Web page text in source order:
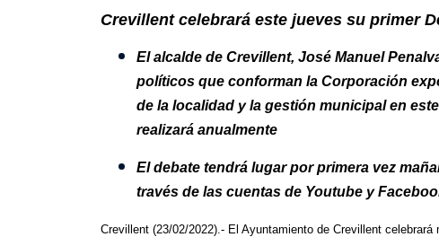
Crevillent celebrará este jueves su primer
El alcalde de Crevillent, José Manuel
políticos que conforman la Corporación
de la localidad y la gestión municipal en
realizará anualmente
El debate tendrá lugar por primera vez
través de las cuentas de Youtube y
Crevillent (23/02/2022).- El Ayuntamiento de Crevillent